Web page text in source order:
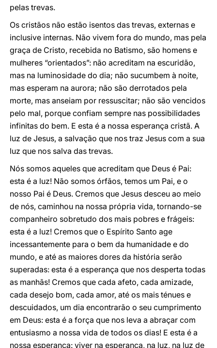
pelas trevas.
Os cristãos não estão isentos das trevas, externas e
inclusive internas. Não vivem fora do mundo, mas pela
graça de Cristo, recebida no Batismo, são homens e
mulheres “orientados”: não acreditam na escuridão,
mas na luminosidade do dia; não sucumbem à noite,
mas esperam na aurora; não são derrotados pela
morte, mas anseiam por ressuscitar; não são vencidos
pelo mal, porque confiam sempre nas possibilidades
infinitas do bem. E esta é a nossa esperança cristã. A
luz de Jesus, a salvação que nos traz Jesus com a sua
luz que nos salva das trevas.
Nós somos aqueles que acreditam que Deus é Pai:
esta é a luz! Não somos órfãos, temos um Pai, e o
nosso Pai é Deus. Cremos que Jesus desceu ao meio
de nós, caminhou na nossa própria vida, tornando-se
companheiro sobretudo dos mais pobres e frágeis:
esta é a luz! Cremos que o Espírito Santo age
incessantemente para o bem da humanidade e do
mundo, e até as maiores dores da história serão
superadas: esta é a esperança que nos desperta todas
as manhãs! Cremos que cada afeto, cada amizade,
cada desejo bom, cada amor, até os mais ténues e
descuidados, um dia encontrarão o seu cumprimento
em Deus: esta é a força que nos leva a abraçar com
entusiasmo a nossa vida de todos os dias! E esta é a
nossa esperança: viver na esperança, na luz, na luz de